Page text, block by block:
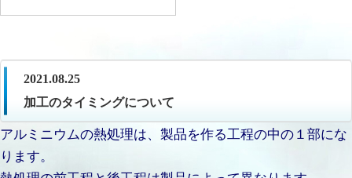
2021.08.25
加工のタイミングについて
アルミニウムの熱処理は、製品を作る工程の中の１部にな
ります。